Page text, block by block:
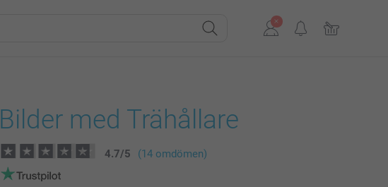
Bilder med Trähållare
4.7/5 (14 omdömen)